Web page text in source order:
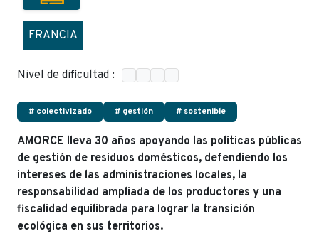
FRANCIA
Nivel de dificultad :
# colectivizado # gestión # sostenible
AMORCE lleva 30 años apoyando las políticas públicas
de gestión de residuos domésticos, defendiendo los
intereses de las administraciones locales, la
responsabilidad ampliada de los productores y una
fiscalidad equilibrada para lograr la transición
ecológica en sus territorios.